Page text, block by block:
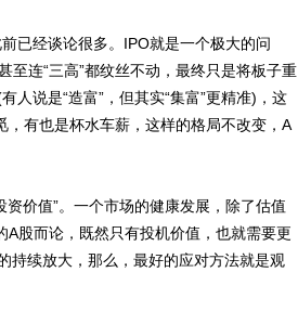
经谈论很多。IPO就是一个极大的问
至连“三高”都纹丝不动，最终只是将板子重
人说是“造富”，但其实“集富”更精准)，这
，有也是杯水车薪，这样的格局不改变，A
价值”。一个市场的健康发展，除了估值
A股而论，既然只有投机价值，也就需要更
持续放大，那么，最好的应对方法就是观